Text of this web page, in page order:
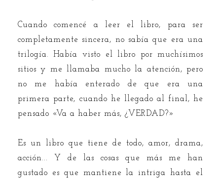
Cuando comencé a leer el libro, para ser
completamente sincera, no sabía que era una
trilogía. Había visto el libro por muchísimos
sitios y me llamaba mucho la atención, pero
no me había enterado de que era una
primera parte, cuando he llegado al final, he
pensado «Va a haber más, ¿VERDAD?»
Es un libro que tiene de todo, amor, drama,
acción... Y de las cosas que más me han
gustado es que mantiene la intriga hasta el